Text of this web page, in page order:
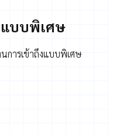
แบบพิเศษ
นการเข้าถึงแบบพิเศษ